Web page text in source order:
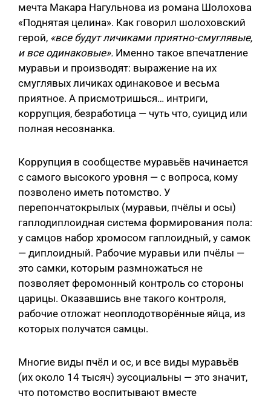
мечта Макара Нагульнова из романа Шолохова
«Поднятая целина». Как говорил шолоховский
герой, «все будут личиками приятно-смуглявые,
и все одинаковые». Именно такое впечатление
муравьи и производят: выражение на их
смуглявых личиках одинаковое и весьма
приятное. А присмотришься… интриги,
коррупция, безработица — чуть что, суицид или
полная несознанка.
Коррупция в сообществе муравьёв начинается
с самого высокого уровня — с вопроса, кому
позволено иметь потомство. У
перепончатокрылых (муравьи, пчёлы и осы)
гаплодиплоидная система формирования пола:
у самцов набор хромосом гаплоидный, у самок
— диплоидный. Рабочие муравьи или пчёлы —
это самки, которым размножаться не
позволяет феромонный контроль со стороны
царицы. Оказавшись вне такого контроля,
рабочие отложат неоплодотворённые яйца, из
которых получатся самцы.
Многие виды пчёл и ос, и все виды муравьёв
(их около 14 тысяч) эусоциальны — это значит,
что потомство воспитывают вместе